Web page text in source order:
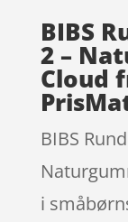
BIBS
2 –
Cloud
BIBS
i